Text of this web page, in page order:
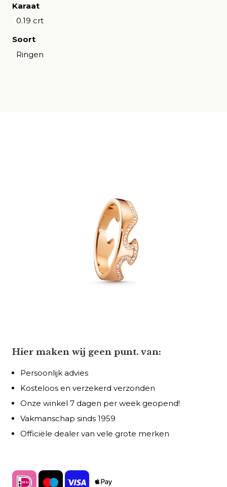
Karaat
0.19 crt
Soort
Ringen
Hier maken wij geen punt. van:
Persoonlijk advies
Kosteloos en verzekerd verzonden
Onze winkel 7 dagen per week geopend!
Vakmanschap sinds 1959
Officiële dealer van vele grote merken